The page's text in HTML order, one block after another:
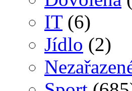
IT(6)
Jídlo (2)